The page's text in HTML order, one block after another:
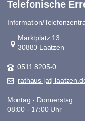
Telefonische
Information/
Link zur Google-Maps
Marktplatz 13
30880 Laatzen
0511 8205-0
rathaus [at]
Montag - Donnerstag
08:00 - 17:00 Uhr